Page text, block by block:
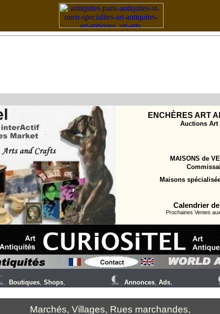
ENCH È RES ART
Auctions Art
MAISONS de
Maisons
Calendrier
Prochaines Ventes
, Boutiques, Shops, , Annonces, Ads,
Marchés, Villages, Rues marchandes,